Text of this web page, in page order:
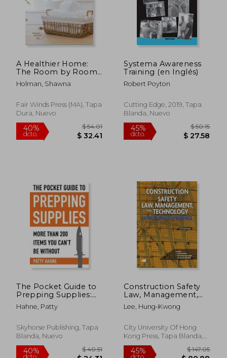
dcto. $ 59.52 dcto.
A Healthier Home:
The Room by Room
Guide to Make any
Space a Little Less
Holman, Shawna
Fair Winds Press (MA), Tapa
Dura, Nuevo
40%
dcto. $ 32.41
Systema Awareness
Training (en Inglés)
Robert Poyton
Cutting Edge, 2019, Tapa
Blanda, Nuevo
45%
dcto. $
The Pocket Guide to
Prepping Supplies:
More Than 200 Items
You Can't Be Without
Hahne, Patty
Skyhorse Publishing, Tapa
Blanda, Nuevo
Construction Safety
Law, Management,
and Technology:
Hong Kong
Inglés)
Lee, Hung-Kwong
City University Of Hong
Kong Press, Tapa Blanda,
Nuevo